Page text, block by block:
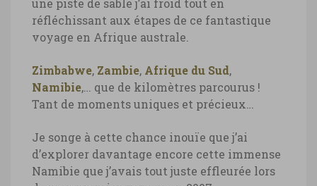
une piste de sable j’ai froid tout en
réfléchissant aux étapes de ce fantastique
voyage en Afrique australe.
Zimbabwe, Zambie, Afrique du Sud,
Namibie,… que de kilomètres parcourus !
Tant de moments uniques et précieux…
Je songe à cette chance inouïe que j’ai
d’explorer davantage encore cette immense
Namibie que j’avais tout juste effleurée lors